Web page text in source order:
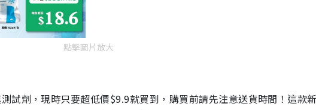
點擊圖片放大
試劑，現時只要超低價$9.9就買到，購買前請先注意送貨時間！這款